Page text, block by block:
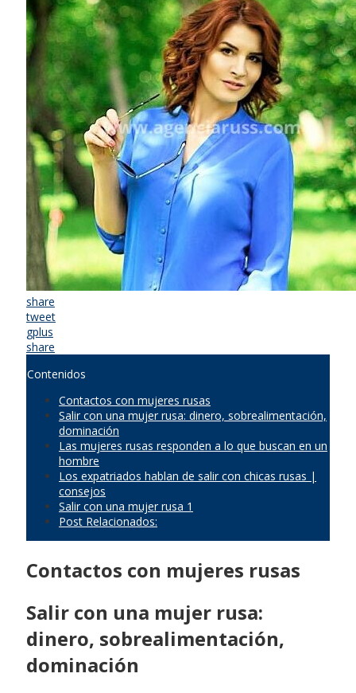
share
tweet
gplus
share
Contenidos
Contactos con mujeres rusas
Salir con una mujer rusa: dinero, sobrealimentación,
dominación
Las mujeres rusas responden a lo que buscan en un
hombre
Los expatriados hablan de salir con chicas rusas |
consejos
Salir con una mujer rusa 1
Post Relacionados:
Contactos con mujeres rusas
Salir con una mujer rusa:
dinero, sobrealimentación,
dominación